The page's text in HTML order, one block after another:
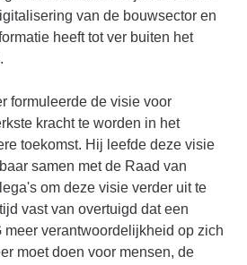
van de bouwsector en
heeft tot ver buiten het
formuleerde de visie voor
kracht te worden in het
toekomst. Hij leefde deze visie
samen met de Raad van
om deze visie verder uit te
vast van overtuigd dat een
meer verantwoordelijkheid op zich
moet doen voor mensen, de